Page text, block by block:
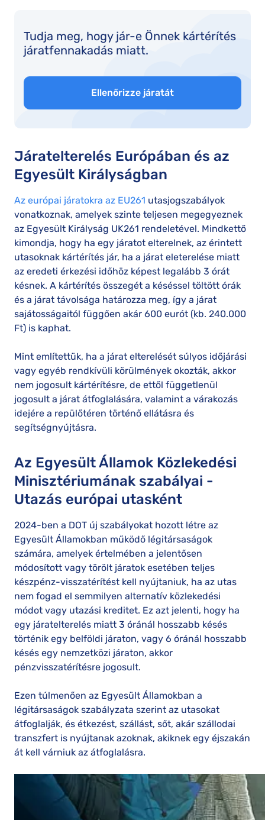
Tudja meg, hogy jár-e Önnek kártérítés
járatfennakadás miatt.
Ellenőrizze járatát
Járatelterelés Európában és az
Egyesült Királyságban
Az európai járatokra az EU261 utasjogszabályok
vonatkoznak, amelyek szinte teljesen megegyeznek
az Egyesült Királyság UK261 rendeletével. Mindkettő
kimondja, hogy ha egy járatot elterelnek, az érintett
utasoknak kártérítés jár, ha a járat eleterelése miatt
az eredeti érkezési időhöz képest legalább 3 órát
késnek. A kártérítés összegét a késéssel töltött órák
és a járat távolsága határozza meg, így a járat
sajátosságaitól függően akár 600 eurót (kb. 240.000
Ft) is kaphat.
Mint említettük, ha a járat elterelését súlyos időjárási
vagy egyéb rendkívüli körülmények okozták, akkor
nem jogosult kártérítésre, de ettől függetlenül
jogosult a járat átfoglalására, valamint a várakozás
idejére a repülőtéren történő ellátásra és
segítségnyújtásra.
Az Egyesült Államok Közlekedési
Minisztériumának szabályai -
Utazás európai utasként
2024-ben a DOT új szabályokat hozott létre az
Egyesült Államokban működő légitársaságok
számára, amelyek értelmében a jelentősen
módosított vagy törölt járatok esetében teljes
készpénz-visszatérítést kell nyújtaniuk, ha az utas
nem fogad el semmilyen alternatív közlekedési
módot vagy utazási kreditet. Ez azt jelenti, hogy ha
egy járatelterelés miatt 3 óránál hosszabb késés
történik egy belföldi járaton, vagy 6 óránál hosszabb
késés egy nemzetközi járaton, akkor
pénzvisszatérítésre jogosult.
Ezen túlmenően az Egyesült Államokban a
légitársaságok szabályzata szerint az utasokat
átfoglalják, és étkezést, szállást, sőt, akár szállodai
transzfert is nyújtanak azoknak, akiknek egy éjszakán
át kell várniuk az átfoglalásra.